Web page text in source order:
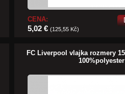
CENA:
5,02 €(125,55 Kč)
FC Liverpool vlajka rozmery
100%polyester